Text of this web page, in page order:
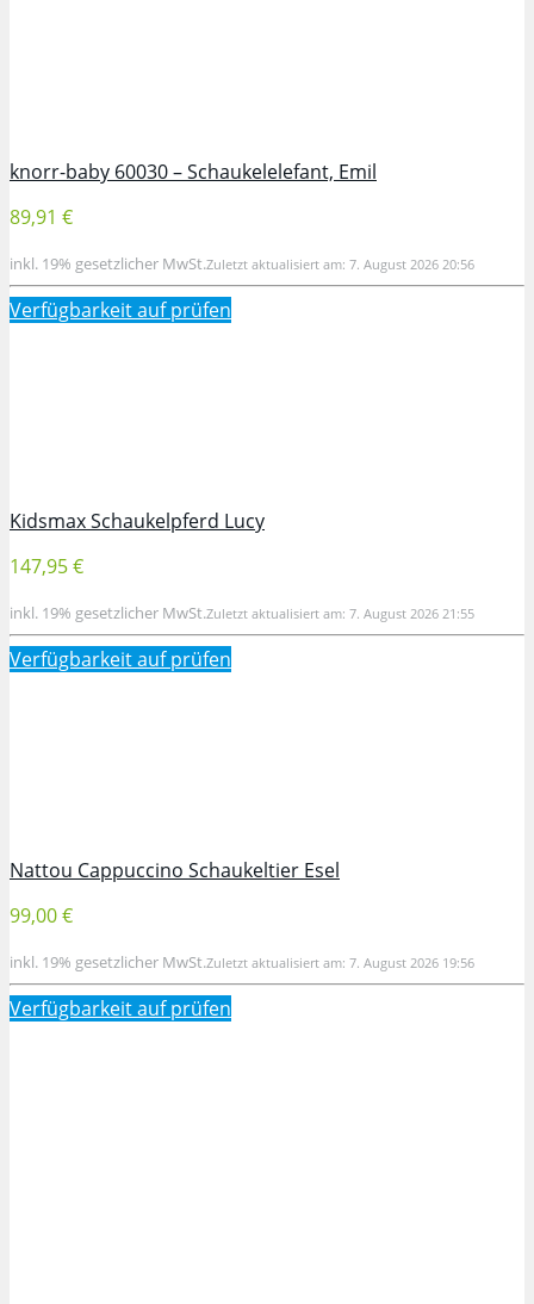
knorr-baby 60030 – Schaukelelefant, Emil
89,91 €
inkl. 19% gesetzlicher MwSt.Zuletzt aktualisiert am: 7. August 2026 20:56
Verfügbarkeit aufprüfen
Kidsmax Schaukelpferd Lucy
147,95 €
inkl. 19% gesetzlicher MwSt.Zuletzt aktualisiert am: 7. August 2026 21:55
Verfügbarkeit aufprüfen
Nattou Cappuccino Schaukeltier Esel
99,00 €
inkl. 19% gesetzlicher MwSt.Zuletzt aktualisiert am: 7. August 2026 19:56
Verfügbarkeit aufprüfen